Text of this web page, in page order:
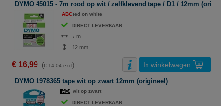
DYMO 45015 - 7m rood op wit / zelfklevend tape / D1 / 12mm
ABCred on white
DIRECT LEVERBAAR
7 m
12 mm
€ 16,99 (€ 14,04 excl) In winkelwagen
DYMO 1978365 tape wit op zwart 12mm (origineel)
ABCwit op zwart
DIRECT LEVERBAAR